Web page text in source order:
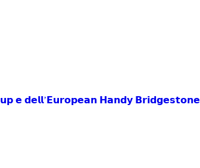
𝗲 𝗱𝗲𝗹𝗹’𝗘𝘂𝗿𝗼𝗽𝗲𝗮𝗻 𝗛𝗮𝗻𝗱𝘆 𝗕𝗿𝗶𝗱𝗴𝗲𝘀𝘁𝗼𝗻𝗲